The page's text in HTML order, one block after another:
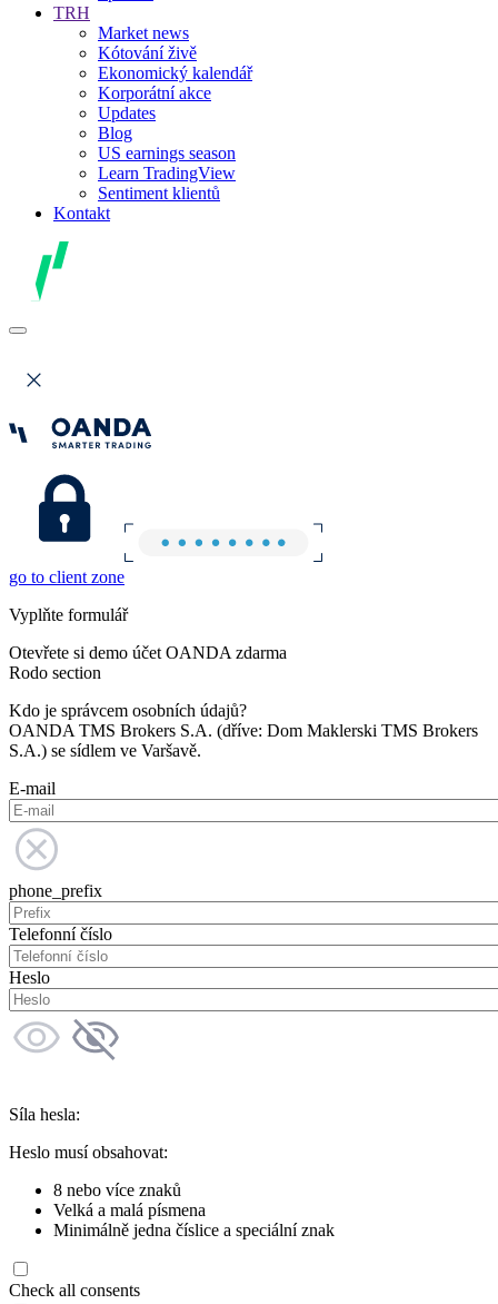
TRH
Market news
Kótování živě
Ekonomický kalendář
Korporátní akce
Updates
Blog
US earnings season
Learn TradingView
Sentiment klientů
Kontakt
go to client zone
Vyplňte formulář
Otevřete si demo účet OANDA zdarma
Rodo section
Kdo je správcem osobních údajů?
OANDA TMS Brokers S.A. (dříve: Dom Maklerski TMS Brokers
S.A.) se sídlem ve Varšavě.
E-mail
phone_prefix
Telefonní číslo
Heslo
Síla hesla:
Heslo musí obsahovat:
8 nebo více znaků
Velká a malá písmena
Minimálně jedna číslice a speciální znak
Check all consents